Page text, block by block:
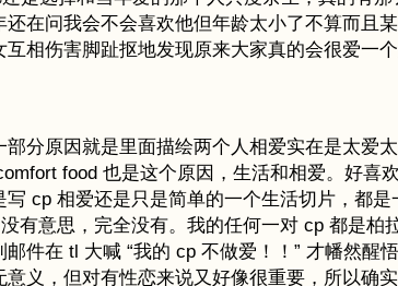
在问我会不会喜欢他但年龄太小了不算而且
相伤害脚趾抠地发现原来大家真的会很爱一
分原因就是里面描绘两个人相爱实在是太爱
food 也是这个原因，生活和相爱。好喜
cp 相爱还是只是简单的一个生活切片，都是
有意思，完全没有。我的任何一对 cp 都是
件在 tl 大喊 “我的 cp 不做爱！！” 才幡然醒
义，但对有性恋来说又好像很重要，所以确实